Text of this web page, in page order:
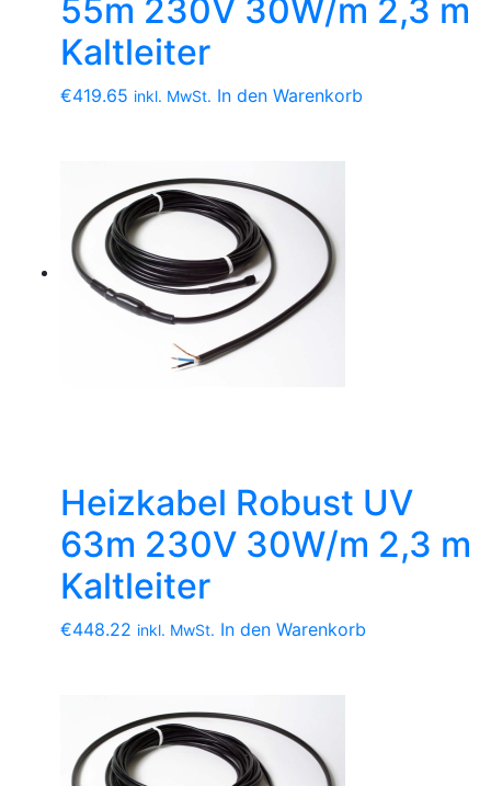
55m 230V 30W/m 2,3 m
Kaltleiter
€419.65 inkl. MwSt. In den Warenkorb
Heizkabel Robust UV
63m 230V 30W/m 2,3 m
Kaltleiter
€448.22 inkl. MwSt. In den Warenkorb